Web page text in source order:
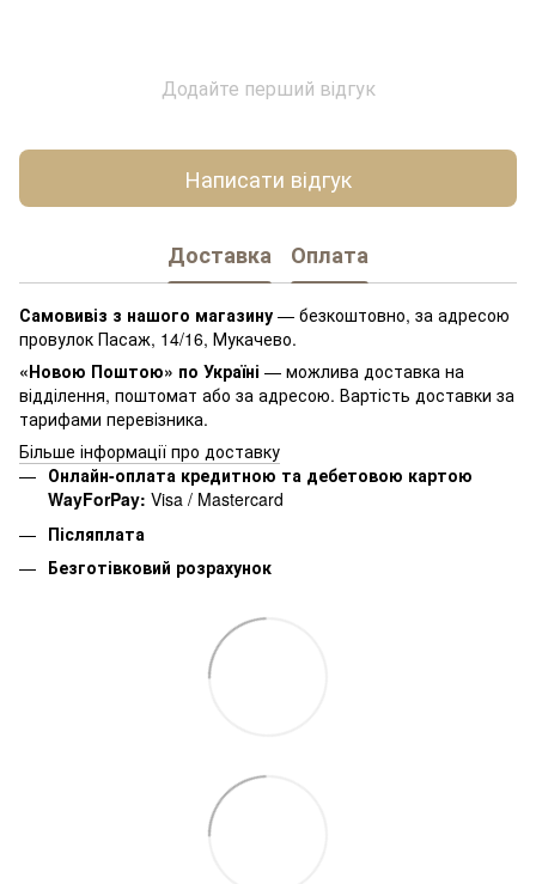
Додайте перший відгук
Написати відгук
Доставка Оплата
Самовивіз з нашого магазину — безкоштовно, за адресою
провулок Пасаж, 14/16, Мукачево.
«Новою Поштою» по Україні — можлива доставка на
відділення, поштомат або за адресою. Вартість доставки за
тарифами перевізника.
Більше інформації про доставку
Онлайн-оплата кредитною та дебетовою картою
WayForPay: Visa / Mastercard
Післяплата
Безготівковий розрахунок